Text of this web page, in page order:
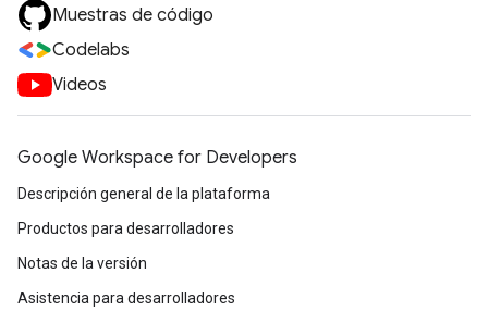
Muestras de código
Codelabs
Videos
Google Workspace for Developers
Descripción general de la plataforma
Productos para desarrolladores
Notas de la versión
Asistencia para desarrolladores